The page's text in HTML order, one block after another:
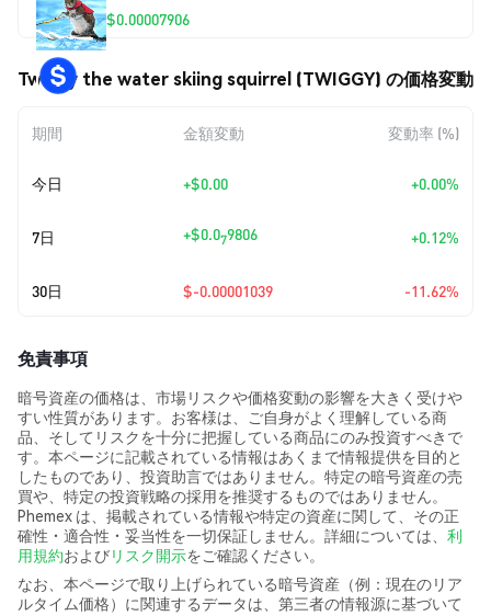
$0.00007906
Twiggy the water skiing squirrel (TWIGGY) の価格変動
期間 金額変動 変動率 (%)
今日 +$0.00 +0.00%
7日 +$0.079806 +0.12%
30日 $-0.00001039 -11.62%
免責事項
暗号資産の価格は、市場リスクや価格変動の影響を大きく受けや
すい性質があります。お客様は、ご自身がよく理解している商
品、そしてリスクを十分に把握している商品にのみ投資すべきで
す。本ページに記載されている情報はあくまで情報提供を目的と
したものであり、投資助言ではありません。特定の暗号資産の売
買や、特定の投資戦略の採用を推奨するものではありません。
Phemex は、掲載されている情報や特定の資産に関して、その正
確性・適合性・妥当性を一切保証しません。詳細については、 利
用規約およびリスク開示をご確認ください。
なお、本ページで取り上げられている暗号資産（例：現在のリア
ルタイム価格）に関連するデータは、第三者の情報源に基づいて